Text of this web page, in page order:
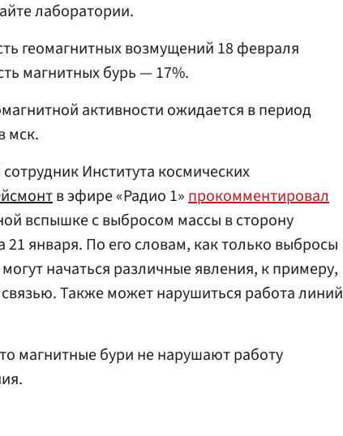
лаборатории.
геомагнитных возмущений 18 февраля
магнитных бурь — 17%.
активности ожидается в период
мск.
Института космических
в эфире «Радио 1»прокомментировал
вспышке с выбросом массы в сторону
января. По его словам, как только выбросы
начаться различные явления, к примеру,
Также может нарушиться работа линий
магнитные бури не нарушают работу